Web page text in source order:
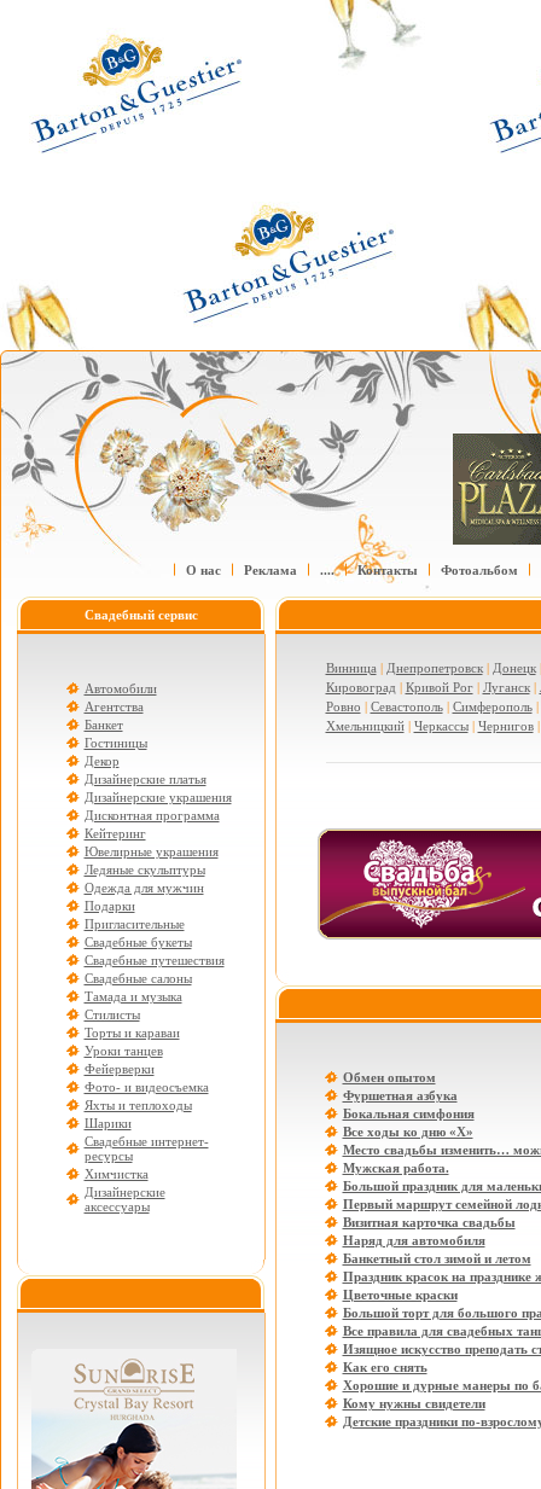
О нас Реклама .... Контакты Фотоальбом
Свадебный сервис
Автомобили
Агентства
Банкет
Гостиницы
Декор
Дизайнерские платья
Дизайнерские украшения
Дисконтная программа
Кейтеринг
Ювелирные украшения
Ледяные скульптуры
Одежда для мужчин
Подарки
Пригласительные
Свадебные букеты
Свадебные путешествия
Свадебные салоны
Тамада и музыка
Стилисты
Торты и караваи
Уроки танцев
Фейерверки
Фото- и видеосъемка
Яхты и теплоходы
Шарики
Свадебные интернет-
ресурсы
Химчистка
Дизайнерские
аксессуары
Винница | Днепропетровск| Донецк
Кировоград | Кривой Рог| Луганск|
Ровно | Севастополь| Симферополь|
Хмельницкий| Черкассы| Чернигов
Обмен опытом
Фуршетная азбука
Бокальная симфония
Все ходы ко дню «Х»
Место свадьбы изменить…
Мужская работа.
Большой праздник для
Первый маршрут семейной
Визитная карточка свадьбы
Наряд для автомобиля
Банкетный стол зимой и летом
Праздник красок на празднике
Цветочные краски
Большой торт для большого
Все правила для свадебных
Изящное искусство преподать
Как его снять
Хорошие и дурные манеры по
Кому нужны свидетели
Детские праздники по-